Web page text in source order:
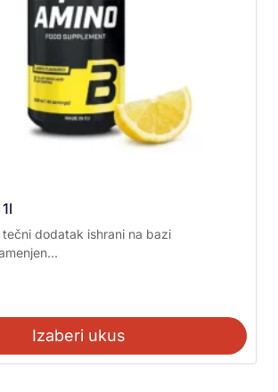
dodatak ishrani na bazi
Izaberi ukus